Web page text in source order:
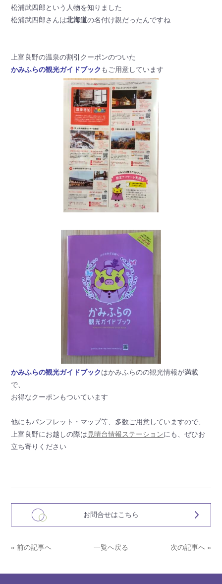
松浦武四郎という人物を知りました
松浦武四郎さんは北海道の名付け親だったんですね
上富良野の温泉の割引クーポンのついた
かみふらの観光ガイドブック もご用意しています
かみふらの観光ガイドブックはかみふらのの観光情報が満載
で、
お得なクーポンもついています
他にもパンフレット・マップ等、多数ご用意していますので、
上富良野にお越しの際は 見晴台情報ステーションにも、ぜひお
立ち寄りください
お問合せはこちら
« 前の記事へ 一覧へ戻る 次の記事へ »